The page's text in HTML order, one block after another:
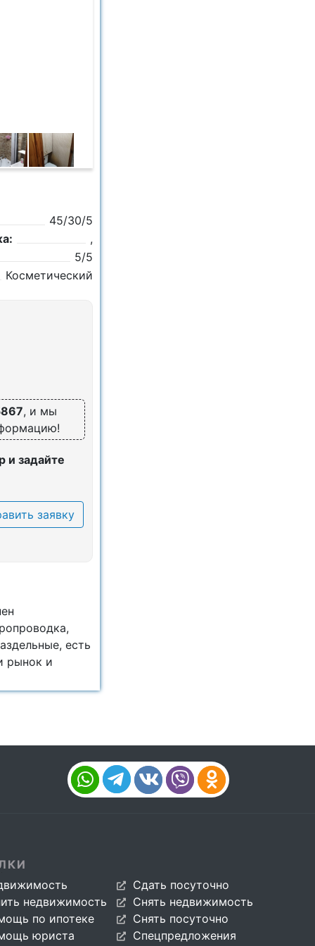
45/30/5
,
5/5
Косметический
, и мы
и задайте
заявку
есть
рынок и
недвижимость
по ипотеке
юриста
Сдать посуточно
Снять недвижимость
Снять посуточно
Спецпредложения